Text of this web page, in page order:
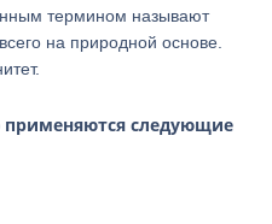
термином называют
на природной основе.
следующие